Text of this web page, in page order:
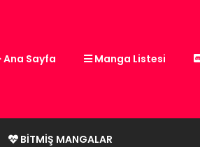
Ana Sayfa Manga Listesi
BITMIŞ MANGALAR